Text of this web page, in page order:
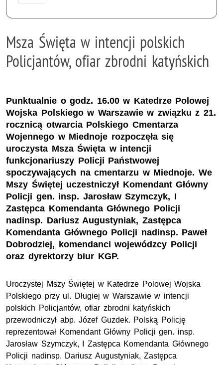
Msza Święta w intencji polskich
Policjantów, ofiar zbrodni katyńskich
Punktualnie o godz. 16.00 w Katedrze Polowej
Wojska Polskiego w Warszawie w związku z 21.
rocznicą otwarcia Polskiego Cmentarza
Wojennego w Miednoje rozpoczęła się
uroczysta Msza Święta w intencji
funkcjonariuszy Policji Państwowej
spoczywających na cmentarzu w Miednoje. We
Mszy Świętej uczestniczył Komendant Główny
Policji gen. insp. Jarosław Szymczyk, I
Zastępca Komendanta Głównego Policji
nadinsp. Dariusz Augustyniak, Zastępca
Komendanta Głównego Policji nadinsp. Paweł
Dobrodziej, komendanci wojewódzcy Policji
oraz dyrektorzy biur KGP.
Uroczystej Mszy Świętej w Katedrze Polowej Wojska
Polskiego przy ul. Długiej w Warszawie w intencji
polskich Policjantów, ofiar zbrodni katyńskich
przewodniczył abp. Józef Guzdek. Polską Policję
reprezentował Komendant Główny Policji gen. insp.
Jarosław Szymczyk, I Zastępca Komendanta Głównego
Policji nadinsp. Dariusz Augustyniak, Zastępca